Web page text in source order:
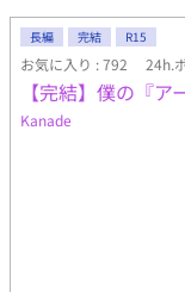
甘々になっていきま
らい ※残酷描写あり
長編 完結 R15
お気に入り : 792 24h.
【完結】僕の『
Kanade